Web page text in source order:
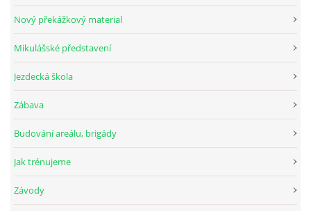
Nový překážkový material
Mikulášské představení
Jezdecká škola
Zábava
Budování areálu, brigády
Jak trénujeme
Závody